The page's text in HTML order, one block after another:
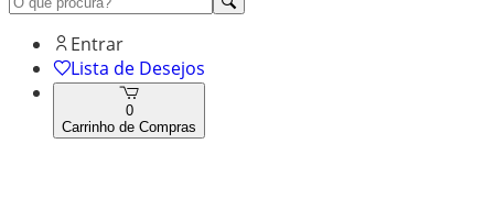
Entrar
Lista de Desejos
0
Carrinho de Compras